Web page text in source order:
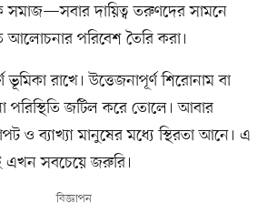
সমাজ—সবার দায়িত্ব তরুণদের সামনে
আলোচনার পরিবেশ তৈরি করা।
রাখে। উত্তেজনাপূর্ণ শিরোনাম বা
জটিল করে তোলে। আবার
ও ব্যাখ্যা মানুষের মধ্যে স্থিরতা আনে। এ
এখন সবচেয়ে জরুরি।